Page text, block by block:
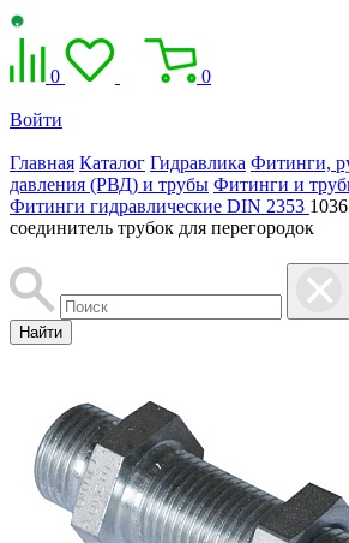
0 0
Войти
Главная Каталог Гидравлика Фитинги,
давления (РВД) и трубы Фитинги и
Фитинги гидравлические DIN 2353
соединитель трубок для перегородок
Найти